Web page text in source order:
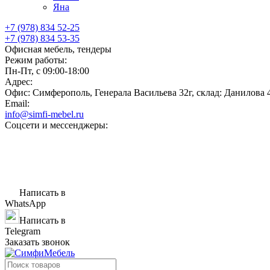
Яна
+7 (978) 834 52-25
+7 (978) 834 53-35
Офисная мебель, тендеры
Режим работы:
Пн-Пт, с 09:00-18:00
Адрес:
Офис: Симферополь, Генерала Васильева 32г, склад: Данилова
Email:
info@simfi-mebel.ru
Соцсети и мессенджеры:
Написать в
WhatsApp
Написать в
Telegram
Заказать звонок